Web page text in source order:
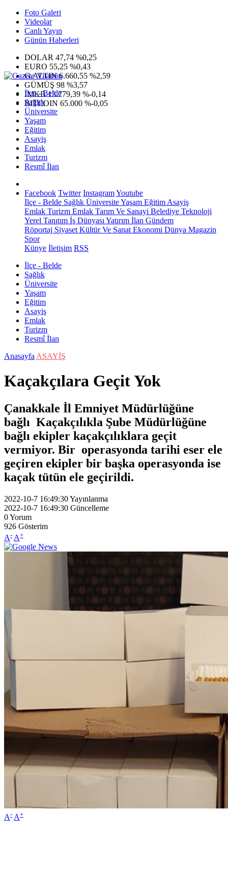
Foto Galeri
Videolar
Canlı Yayın
Günün Haberleri
DOLAR 47,74 %0,25
EURO 55,25 %0,43
G.ALTIN6.660,55 %2,59
GÜMÜŞ 98 %3,57
IMKB13.779,39 %-0,14
BITCOIN 65.000 %-0,05
İlçe - Belde
Sağlık
Üniversite
Yaşam
Eğitim
Asayiş
Emlak
Turizm
Resmî İlan
Facebook Twitter InstagramYoutube
İlçe - Belde Sağlık ÜniversiteYaşam Eğitim Asayiş
Emlak Turizm Emlak Tarım Ve Sanayi Belediye Teknoloji
Yerel Tanıtım İş Dünyası Yatırım İlan Gündem
Röportaj Siyaset Kültür Ve Sanat Ekonomi Dünya Magazin
Spor
Künye İletişim RSS
İlçe - Belde
Sağlık
Üniversite
Yaşam
Eğitim
Asayiş
Emlak
Turizm
Resmî İlan
Anasayfa ASAYİŞ
Kaçakçılara Geçit Yok
Çanakkale İl Emniyet Müdürlüğüne
bağlı Kaçakçılıkla Şube Müdürlüğüne
bağlı ekipler kaçakçılıklara geçit
vermiyor. Bir operasyonda tarihi eser ele
geçiren ekipler bir başka operasyonda ise
kaçak tütün ele geçirildi.
2022-10-7 16:49:30Yayınlanma
2022-10-7 16:49:30 Güncelleme
0Yorum
926 Gösterim
A- A+
A- A+